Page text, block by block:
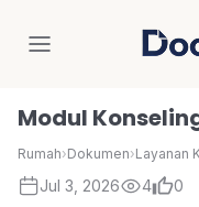
Modul
Rumah›Dokumen›Layanan
Jul 3, 2026 4 0